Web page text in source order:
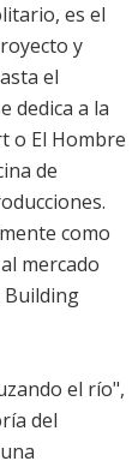
es el
y
el
dedica a la
o El Hombre
de
como
mercado
Building
el río",
del